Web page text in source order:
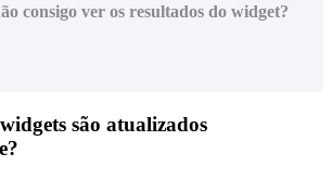
consigo ver os resultados do widget?
widgets são atualizados
?